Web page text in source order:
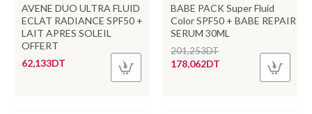
AVENE DUO ULTRA FLUID
ECLAT RADIANCE SPF50 +
LAIT APRES SOLEIL
OFFERT
62,133DT
BABE PACK Super Fluid
Color SPF50 + BABE REPAIR
SERUM 30ML
178,062DT
201,253DT